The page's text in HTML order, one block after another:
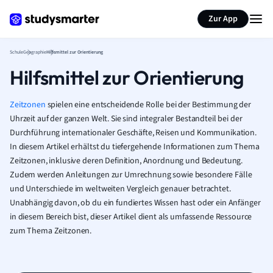
Zur App
SchuleGeographieHilfsmittel zur Orientierung
Hilfsmittel zur Orientierung
Zeitzonen spielen eine entscheidende Rolle bei der Bestimmung der
Uhrzeit auf der ganzen Welt. Sie sind integraler Bestandteil bei der
Durchführung internationaler Geschäfte, Reisen und Kommunikation.
In diesem Artikel erhältst du tiefergehende Informationen zum Thema
Zeitzonen, inklusive deren Definition, Anordnung und Bedeutung.
Zudem werden Anleitungen zur Umrechnung sowie besondere Fälle
und Unterschiede im weltweiten Vergleich genauer betrachtet.
Unabhängig davon, ob du ein fundiertes Wissen hast oder ein Anfänger
in diesem Bereich bist, dieser Artikel dient als umfassende Ressource
zum Thema Zeitzonen.
Seite zusammenfassen